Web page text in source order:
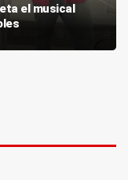
el musical